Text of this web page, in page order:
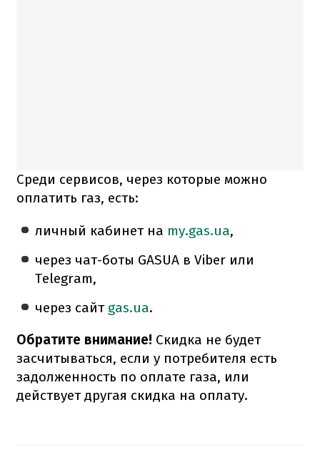
Среди сервисов, через которые можно
оплатить газ, есть:
личный кабинет на my.gas.ua,
через чат-боты GASUA в Viber или
Telegram,
через сайт gas.ua.
Обратите внимание! Скидка не будет
засчитываться, если у потребителя есть
задолженность по оплате газа, или
действует другая скидка на оплату.